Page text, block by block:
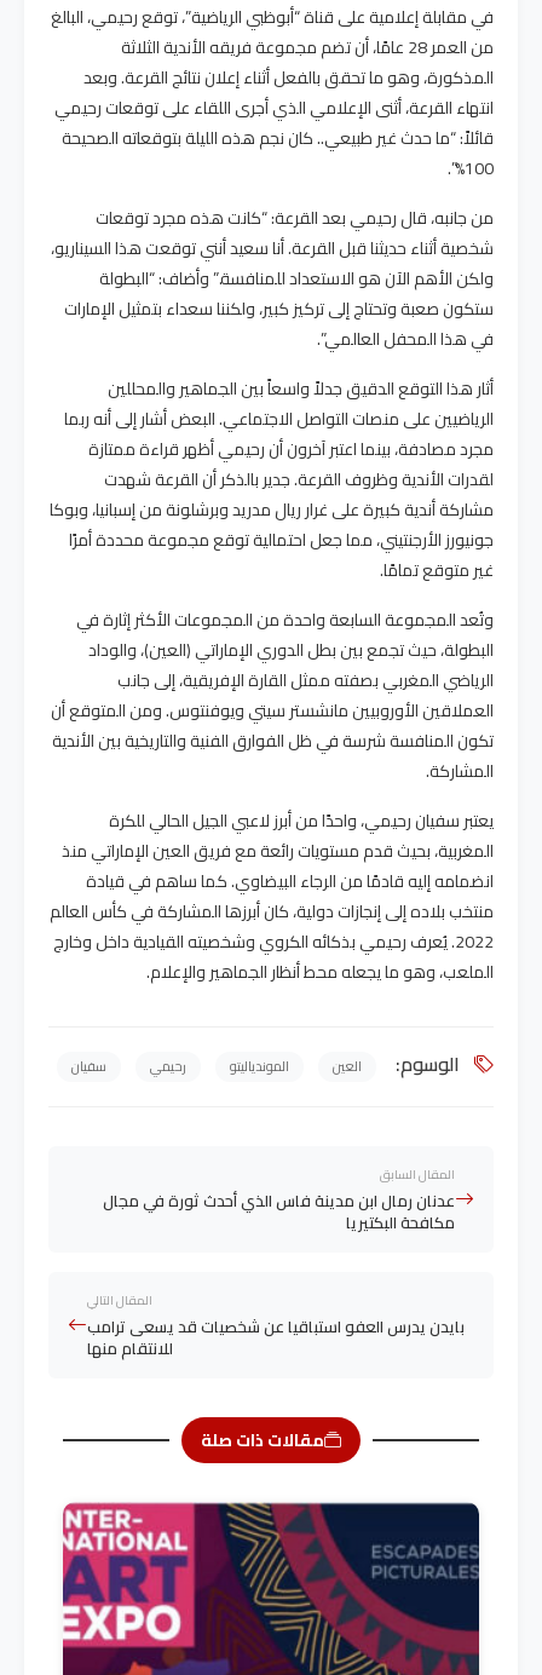
في مقابلة إعلامية على قناة “أبوظبي الرياضية”، توقع رحيمي، البالغ
من العمر 28 عامًا، أن تضم مجموعة فريقه الأندية الثلاثة
المذكورة، وهو ما تحقق بالفعل أثناء إعلان نتائج القرعة. وبعد
انتهاء القرعة، أثنى الإعلامي الذي أجرى اللقاء على توقعات رحيمي
قائلاً: “ما حدث غير طبيعي.. كان نجم هذه الليلة بتوقعاته الصحيحة
100%”.
من جانبه، قال رحيمي بعد القرعة: “كانت هذه مجرد توقعات
شخصية أثناء حديثنا قبل القرعة. أنا سعيد أنني توقعت هذا السيناريو،
ولكن الأهم الآن هو الاستعداد للمنافسة.” وأضاف: “البطولة
ستكون صعبة وتحتاج إلى تركيز كبير، ولكننا سعداء بتمثيل الإمارات
في هذا المحفل العالمي”.
أثار هذا التوقع الدقيق جدلاً واسعاً بين الجماهير والمحللين
الرياضيين على منصات التواصل الاجتماعي. البعض أشار إلى أنه ربما
مجرد مصادفة، بينما اعتبر آخرون أن رحيمي أظهر قراءة ممتازة
لقدرات الأندية وظروف القرعة. جدير بالذكر أن القرعة شهدت
مشاركة أندية كبيرة على غرار ريال مدريد وبرشلونة من إسبانيا، وبوكا
جونيورز الأرجنتيني، مما جعل احتمالية توقع مجموعة محددة أمرًا
غير متوقع تمامًا.
وتُعد المجموعة السابعة واحدة من المجموعات الأكثر إثارة في
البطولة، حيث تجمع بين بطل الدوري الإماراتي (العين)، والوداد
الرياضي المغربي بصفته ممثل القارة الإفريقية، إلى جانب
العملاقين الأوروبيين مانشستر سيتي ويوفنتوس. ومن المتوقع أن
تكون المنافسة شرسة في ظل الفوارق الفنية والتاريخية بين الأندية
المشاركة.
يعتبر سفيان رحيمي، واحدًا من أبرز لاعبي الجيل الحالي للكرة
المغربية، بحيث قدم مستويات رائعة مع فريق العين الإماراتي منذ
انضمامه إليه قادمًا من الرجاء البيضاوي. كما ساهم في قيادة
منتخب بلاده إلى إنجازات دولية، كان أبرزها المشاركة في كأس العالم
2022. يُعرف رحيمي بذكائه الكروي وشخصيته القيادية داخل وخارج
الملعب، وهو ما يجعله محط أنظار الجماهير والإعلام.
الوسوم: العين الموندياليتو رحيمي سفيان
المقال السابق
عدنان رمال ابن مدينة فاس الذي أحدث ثورة في مجال
مكافحة البكتيريا
المقال التالي
بايدن يدرس العفو استباقيا عن شخصيات قد يسعى ترامب
للانتقام منها
مقالات ذات صلة